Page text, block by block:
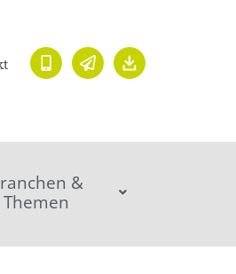
&
Themen